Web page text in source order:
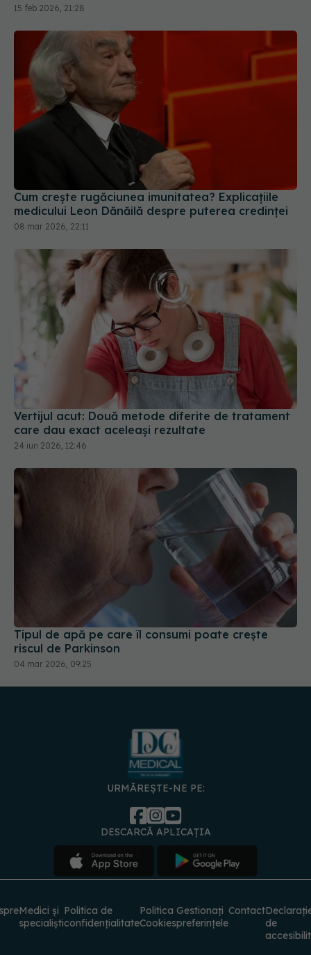
15 feb 2026, 21:28
Cum crește rugăciunea imunitatea? Explicațiile
medicului Leon Dănăilă despre puterea credinței
08 mar 2026, 22:11
Vertijul acut: Două metode diferite de tratament
care dau exact aceleași rezultate
24 iun 2026, 12:46
Tipul de apă pe care îl consumi poate crește
riscul de Parkinson
04 mar 2026, 09:25
URMĂREȘTE-NE PE:
DESCARCĂ APLICAȚIA
Medici și
specialiști
Politica de
confidențialitate
Politica
Cookies
Gestionați
preferințele
Contact
de